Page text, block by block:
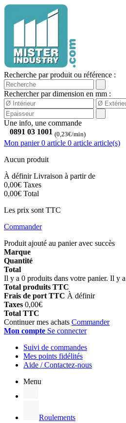
Recherche par produit ou référence :
Rechercher par dimension en mm :
Une info, une commande
0891 03 1001 (0,23€/min)
Mon panier 0 article 0 article article(s)
Aucun produit
À définirLivraison à partir de
0,00€ Taxes
0,00€ Total
Les prix sont TTC
Commander
Produit ajouté au panier avec succès
Marque
Quantité
Total
Il y a 0 produits dans votre panier. Il y
Total produits TTC
Frais de port TTC À définir
Taxes 0,00€
Total TTC
Continuer mes achats Commander
Mon compte Se connecter
Suivi de commandes
Mes points fidélités
Aide / Contactez-nous
Menu
Roulements